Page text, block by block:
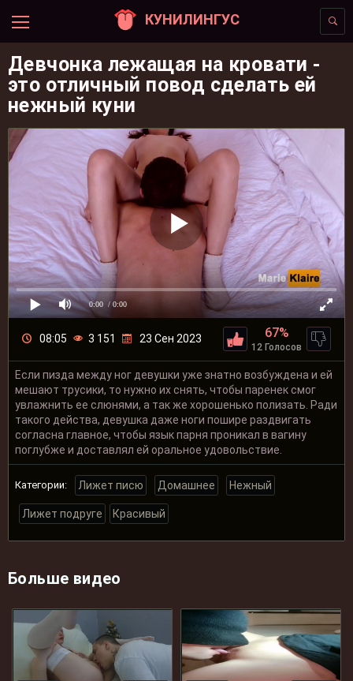
КУНИЛИНГУС
Девчонка лежащая на кровати -
это отличный повод сделать ей
нежный куни
0:00 / 0:00
08:05 3 151 23 Сен 2023 67%
12 Голосов
Если пизда между ног девушки уже знатно возбуждена и ей
мешают трусики, то нужно их снять, чтобы паренек смог
увлажнить ее слюнями, а так же хорошенько полизать. Ради
такого действа, девушка даже ноги пошире раздвигать
согласна главное, чтобы язык парня проникал в вагину
поглубже и доставлял ей оральное удовольствие.
Категории: Лижет писю Домашнее Нежный
Лижет подруге Красивый
Больше видео